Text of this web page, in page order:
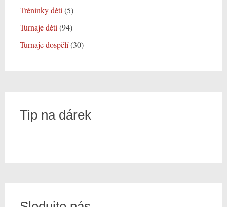
Tréninky dětí(5)
Turnaje děti (94)
Turnaje dospělí(30)
Tip na dárek